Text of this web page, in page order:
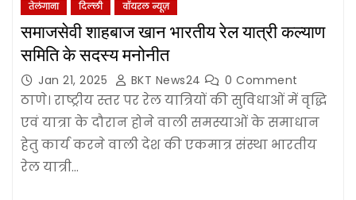
तेलंगाना
दिल्‍ली वॉयरल न्यूज़
समाजसेवी शाहबाज खान भारतीय रेल यात्री कल्याण
समिति के सदस्य मनोनीत
Jan 21, 2025 BKT News24 0 Comment
ठाणे। राष्ट्रीय स्तर पर रेल यात्रियों की सुविधाओं में वृद्धि
एवं यात्रा के दौरान होने वाली समस्याओं के समाधान
हेतु कार्य करने वाली देश की एकमात्र संस्था भारतीय
रेल यात्री…